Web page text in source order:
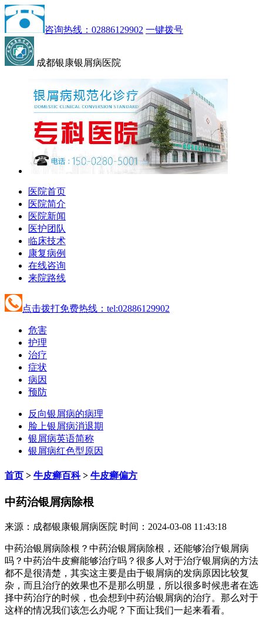
咨询热线：02886129902 一键拨号
成都银康银屑病医院
医院首页
医院简介
医院新闻
医护团队
临床技术
康复病例
在线咨询
来院路线
点击拨打免费热线：tel:02886129902
危害
护理
治疗
症状
病因
预防
反向银屑病的病理
脸上银屑病消退期
银屑病英语简称
银屑病红色型原因
首页 > 牛皮癣百科> 牛皮癣偏方
中药治银屑病除根
来源：成都银康银屑病医院 时间：2024-03-08 11:43:18
中药治银屑病除根？中药治银屑病除根，还能够治疗银屑病
吗？中药治牛皮癣能够治疗吗？很多人对于治疗银屑病的方法
都不是很清楚，其实这主要是由于银屑病的发病原因比较复
杂，而且治疗的效果也不是那么明显，所以很多时候患者在选
择中药治疗的时候，也会想到中药治银屑病的治疗。那么对于
这样的情况我们该怎么办呢？下面让我们一起来看看。